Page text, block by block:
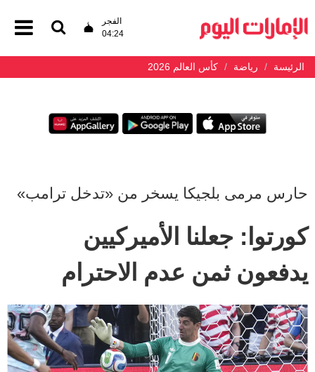
الفجر
04:24
الرئيسة رياضة كأس العالم 2026
حارس مرمى بلجيكا يسخر من «تدخل ترامب»
كورتوا: جعلنا الأميركيين
يدفعون ثمن عدم الاحترام